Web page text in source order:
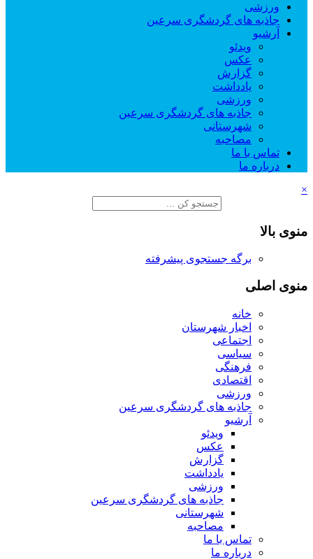
ورزشی
جاذبه های گردشگری سرعین
آرشیو
ویدئو
عکس
گزارش
یادداشت
ورزشی
جاذبه های گردشگری سرعین
شهرستانی
مصاحبه
تماس با ما
درباره ما
×
منوی بالا
برگه جستجوی پیشرفته
منوی اصلی
خانه
اخبار شهرستان
اجتماعی
سیاسی
فرهنگی
اقتصادی
ورزشی
جاذبه های گردشگری سرعین
آرشیو
ویدئو
عکس
گزارش
یادداشت
ورزشی
جاذبه های گردشگری سرعین
شهرستانی
مصاحبه
تماس با ما
درباره ما